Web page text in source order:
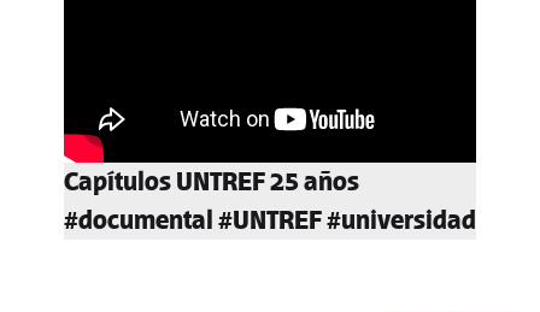
Capítulos UNTREF 25 años
#documental #UNTREF #universidad